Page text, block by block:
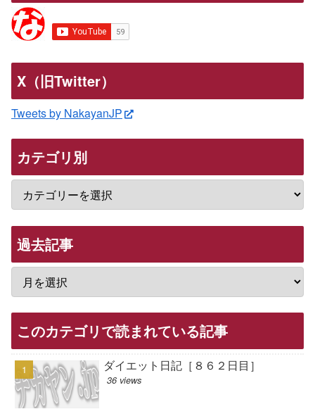
X（旧Twitter）
Tweets by NakayanJP
カテゴリ別
過去記事
このカテゴリで読まれている記事
ダイエット日記［８６２日目］
36 views